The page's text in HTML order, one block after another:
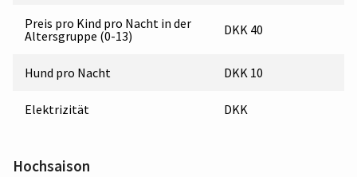
Preis pro Kind pro Nacht in der
Altersgruppe (0-13)
DKK 40
Hund pro Nacht DKK 10
Elektrizität DKK
Hochsaison